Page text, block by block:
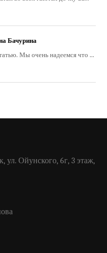
Бачурина
Мы очень надеемся что ...
ул. Ойунского, 6г, 3 этаж,